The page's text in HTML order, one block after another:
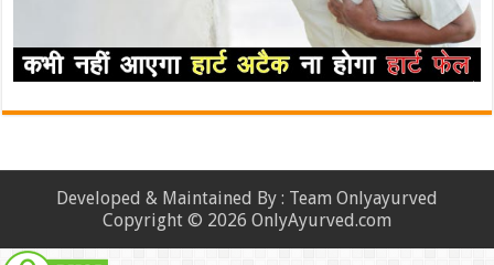
Developed & Maintained By : Team Onlyayurved
Copyright © 2026 OnlyAyurved.com